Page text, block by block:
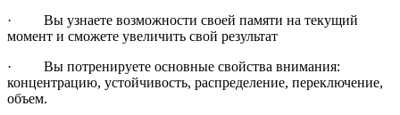
· Вы узнаете возможности своей памяти на текущий
момент и сможете увеличить свой результат
· Вы потренируете основные свойства внимания:
концентрацию, устойчивость, распределение, переключение,
объем.